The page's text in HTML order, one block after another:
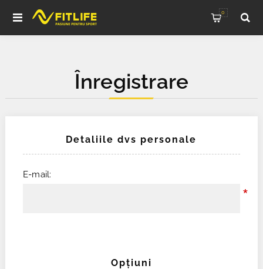
0
Înregistrare
Detaliile dvs personale
E-mail:
*
Opţiuni